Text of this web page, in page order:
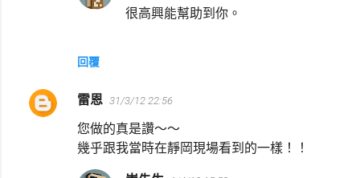
回覆
很高興能幫助到你。
雷恩 31/3/12 22:56
您做的真是讚～～
幾乎跟我當時在靜岡現場看到的一樣！！